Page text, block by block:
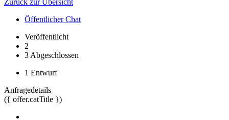
Öffentlicher Chat
Veröffentlicht
2
3 Abgeschlossen
1 Entwurf
Anfragedetails
({ offer.catTitle })